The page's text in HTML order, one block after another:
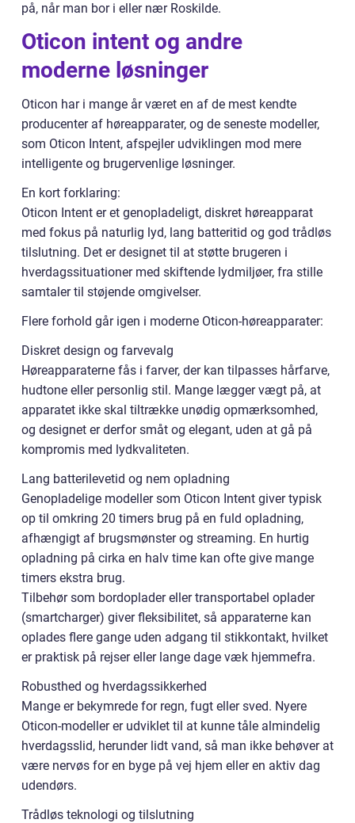
på, når man bor i eller nær Roskilde.
Oticon intent og andre
moderne løsninger
Oticon har i mange år været en af de mest kendte
producenter af høreapparater, og de seneste modeller,
som Oticon Intent, afspejler udviklingen mod mere
intelligente og brugervenlige løsninger.
En kort forklaring:
Oticon Intent er et genopladeligt, diskret høreapparat
med fokus på naturlig lyd, lang batteritid og god trådløs
tilslutning. Det er designet til at støtte brugeren i
hverdagssituationer med skiftende lydmiljøer, fra stille
samtaler til støjende omgivelser.
Flere forhold går igen i moderne Oticon-høreapparater:
Diskret design og farvevalg
Høreapparaterne fås i farver, der kan tilpasses hårfarve,
hudtone eller personlig stil. Mange lægger vægt på, at
apparatet ikke skal tiltrække unødig opmærksomhed,
og designet er derfor småt og elegant, uden at gå på
kompromis med lydkvaliteten.
Lang batterilevetid og nem opladning
Genopladelige modeller som Oticon Intent giver typisk
op til omkring 20 timers brug på en fuld opladning,
afhængigt af brugsmønster og streaming. En hurtig
opladning på cirka en halv time kan ofte give mange
timers ekstra brug.
Tilbehør som bordoplader eller transportabel oplader
(smartcharger) giver fleksibilitet, så apparaterne kan
oplades flere gange uden adgang til stikkontakt, hvilket
er praktisk på rejser eller lange dage væk hjemmefra.
Robusthed og hverdagssikkerhed
Mange er bekymrede for regn, fugt eller sved. Nyere
Oticon-modeller er udviklet til at kunne tåle almindelig
hverdagsslid, herunder lidt vand, så man ikke behøver at
være nervøs for en byge på vej hjem eller en aktiv dag
udendørs.
Trådløs teknologi og tilslutning